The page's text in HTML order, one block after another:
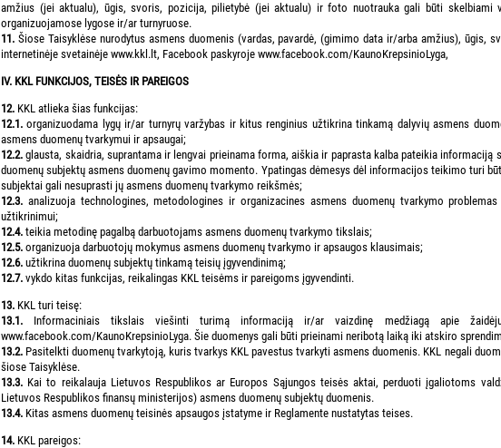
amžius (jei aktualu), ūgis, svoris, pozicija, pilietybė (jei aktualu) ir foto nuotrauka gali būti skelbiami
organizuojamose lygose ir/ar turnyruose.
11. Šiose Taisyklėse nurodytus asmens duomenis (vardas, pavardė, (gimimo data ir/arba amžius),
internetinėje svetainėje www.kkl.lt, Facebook paskyroje www.facebook.com/KaunoKrepsinioLyga,
IV. KKL FUNKCIJOS, TEISĖS IR PAREIGOS
12. KKL atlieka šias funkcijas:
12.1.organizuodama lygų ir/ar turnyrų varžybas ir kitus renginius užtikrina tinkamą dalyvių asmens
asmens duomenų tvarkymui ir apsaugai;
12.2.glausta, skaidria, suprantama ir lengvai prieinama forma, aiškia ir paprasta kalba pateikia
duomenų subjektų asmens duomenų gavimo momento. Ypatingas dėmesys dėl informacijos teikimo turi
subjektai gali nesuprasti jų asmens duomenų tvarkymo reikšmės;
12.3. analizuoja technologines, metodologines ir organizacines asmens duomenų tvarkymo
užtikrinimui;
12.4. teikia metodinę pagalbą darbuotojams asmens duomenų tvarkymo tikslais;
12.5. organizuoja darbuotojų mokymus asmens duomenų tvarkymo ir apsaugos klausimais;
12.6. užtikrina duomenų subjektų tinkamą teisių įgyvendinimą;
12.7. vykdo kitas funkcijas, reikalingas KKL teisėms ir pareigoms įgyvendinti.
13. KKL turi teisę:
13.1. Informaciniais tikslais viešinti turimą informaciją ir/ar vaizdinę medžiagą apie
www.facebook.com/KaunoKrepsinioLyga. Šie duomenys gali būti prieinami neribotą laiką iki atskiro
13.2. Pasitelkti duomenų tvarkytoją, kuris tvarkys KKL pavestus tvarkyti asmens duomenis. KKL negali
šiose Taisyklėse.
13.3. Kai to reikalauja Lietuvos Respublikos ar Europos Sąjungos teisės aktai, perduoti įgaliotoms
Lietuvos Respublikos finansų ministerijos) asmens duomenų subjektų duomenis.
13.4. Kitas asmens duomenų teisinės apsaugos įstatyme ir Reglamente nustatytas teises.
14. KKL pareigos: